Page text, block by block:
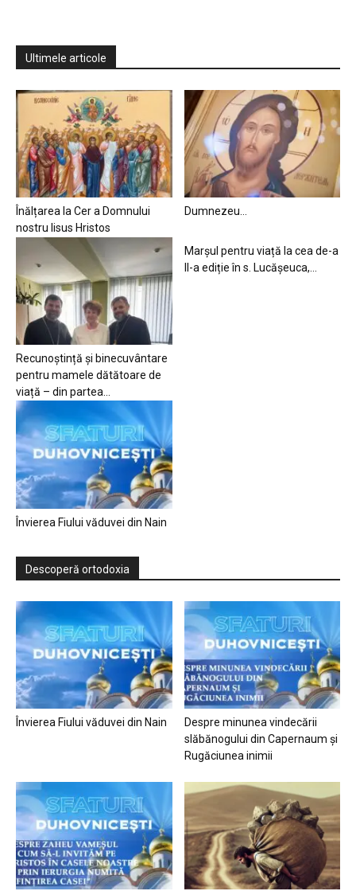
Ultimele articole
Înălțarea la Cer a Domnului
nostru Iisus Hristos
Dumnezeu…
Recunoștință și binecuvântare
pentru mamele dătătoare de
viață – din partea...
Marșul pentru viață la cea de-a
II-a ediție în s. Lucășeuca,...
Învierea Fiului văduvei din Nain
Descoperă ortodoxia
Învierea Fiului văduvei din Nain
Despre minunea vindecării
slăbănogului din Capernaum și
Rugăciunea inimii